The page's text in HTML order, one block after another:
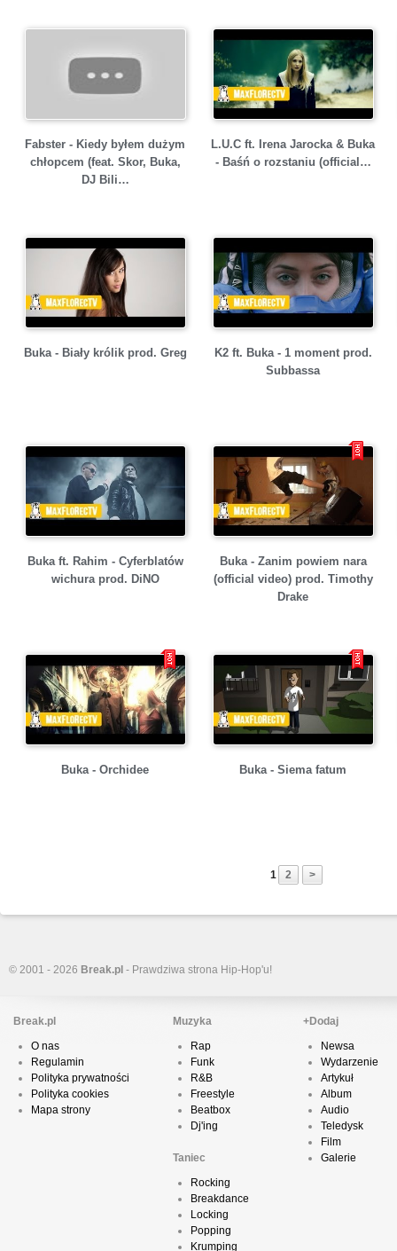
Fabster - Kiedy byłem dużym
chłopcem (feat. Skor, Buka,
DJ Bili…
L.U.C ft. Irena Jarocka & Buka
- Baśń o rozstaniu (official…
Buka - Biały królik prod. Greg
K2 ft. Buka - 1 moment prod.
Subbassa
Buka ft. Rahim - Cyferblatów
wichura prod. DiNO
Buka - Zanim powiem nara
(official video) prod. Timothy
Drake
Buka - Orchidee Buka - Siema fatum
1 2 >
© 2001 - 2026 Break.pl - Prawdziwa strona Hip-Hop'u!
Break.pl
O nas
Regulamin
Polityka prywatności
Polityka cookies
Mapa strony
Muzyka
Rap
Funk
R&B
Freestyle
Beatbox
Dj'ing
Taniec
Rocking
Breakdance
Locking
Popping
Krumping
+Dodaj
Newsa
Wydarzenie
Artykuł
Album
Audio
Teledysk
Film
Galerie